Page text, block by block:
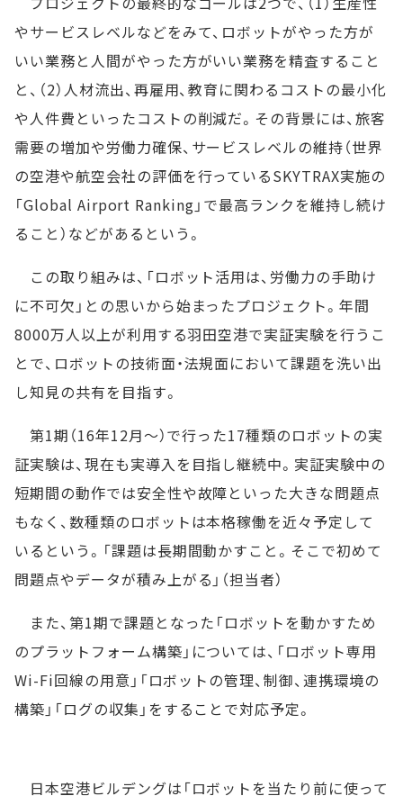
やサービスレベルなどをみて、ロボットがやった方が
いい業務と人間がやった方がいい業務を精査すること
と、（2）人材流出、再雇用、教育に関わるコストの最小化
や人件費といったコストの削減だ。その背景には、旅客
需要の増加や労働力確保、サービスレベルの維持（世界
の空港や航空会社の評価を行っているSKYTRAX実施の
「Global Airport Ranking」で最高ランクを維持し続け
ること）などがあるという。
この取り組みは、「ロボット活用は、労働力の手助け
に不可欠」との思いから始まったプロジェクト。年間
8000万人以上が利用する羽田空港で実証実験を行うこ
とで、ロボットの技術面・法規面において課題を洗い出
し知見の共有を目指す。
第1期（16年12月～）で行った17種類のロボットの実
証実験は、現在も実導入を目指し継続中。実証実験中の
短期間の動作では安全性や故障といった大きな問題点
もなく、数種類のロボットは本格稼働を近々予定して
いるという。「課題は長期間動かすこと。そこで初めて
問題点やデータが積み上がる」（担当者）
また、第1期で課題となった「ロボットを動かすため
のプラットフォーム構築」については、「ロボット専用
Wi-Fi回線の用意」「ロボットの管理、制御、連携環境の
構築」「ログの収集」をすることで対応予定。
日本空港ビルデングは「ロボットを当たり前に使って